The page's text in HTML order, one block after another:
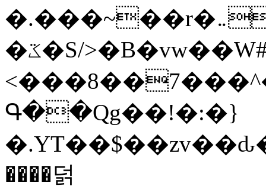
�.���~��r�޼�}�܅�mؕWu���K}
�ػ�S/>�B�vw��W#�I��*]\W��)Ħ�1��fC}
Գ��Qg��!�:�}
����덝